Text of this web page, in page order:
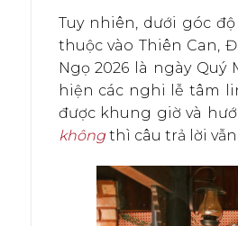
Tuy nhiên, dưới góc
thuộc vào Thiên Can,
Ngọ 2026 là ngày
hiện các nghi lễ tâm
được khung giờ và
khôngthì câu trả lời